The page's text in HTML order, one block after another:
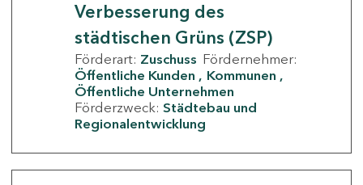
Verbesserung des
städtischen Grüns (ZSP)
Förderart: Zuschuss Fördernehmer:
Öffentliche Kunden
Kommunen
Öffentliche Unternehmen
Förderzweck: Städtebau und
Regionalentwicklung